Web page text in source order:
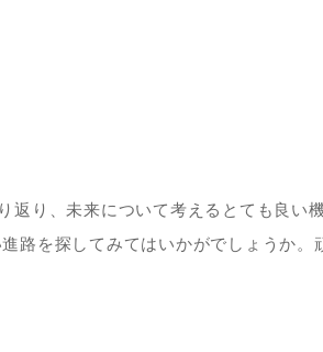
返り、未来について考えるとても良い
路を探してみてはいかがでしょうか。